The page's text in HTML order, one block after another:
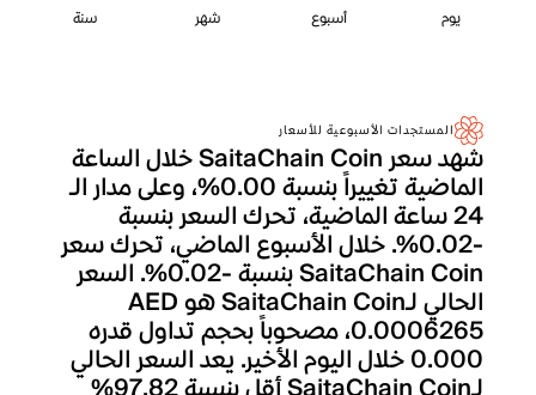
يوم أسبوع شهر سنة
المستجدات الأسبوعية للأسعار
شهد سعر SaitaChain Coin خلال الساعة
الماضية تغييراً بنسبة 0.00%، وعلى مدار الـ
24 ساعة الماضية، تحرك السعر بنسبة
-0.02%. خلال الأسبوع الماضي، تحرك سعر
SaitaChain Coin بنسبة -0.02%. السعر
الحالي لـSaitaChain Coin هو AED
0.0006265، مصحوباً بحجم تداول قدره
0.000 خلال اليوم الأخير. يعد السعر الحالي